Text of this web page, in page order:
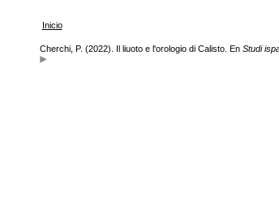
Inicio
Cherchi, P. (2022). Il liuoto e l'orologio di Calisto. En Studi